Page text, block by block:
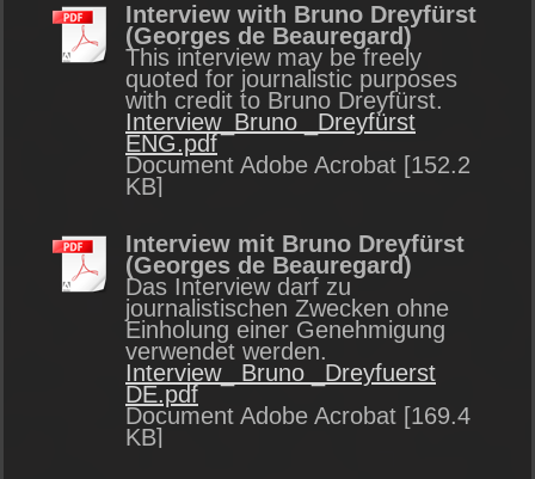
Interview with Bruno Dreyfürst
(Georges de Beauregard)
This interview may be freely
quoted for journalistic purposes
with credit to Bruno Dreyfürst.
Interview_Bruno _Dreyfürst
ENG.pdf
Document Adobe Acrobat [152.2
KB]
Interview mit Bruno Dreyfürst
(Georges de Beauregard)
Das Interview darf zu
journalistischen Zwecken ohne
Einholung einer Genehmigung
verwendet werden.
Interview_ Bruno _Dreyfuerst
DE.pdf
Document Adobe Acrobat [169.4
KB]